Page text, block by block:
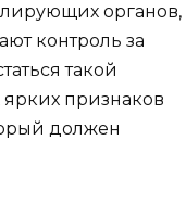
органов,
контроль за
такой
признаков
должен